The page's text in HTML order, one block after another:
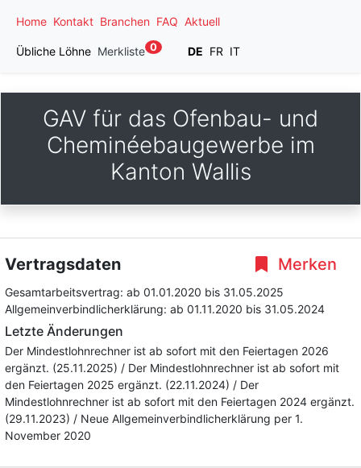
Home Kontakt Branchen FAQ Aktuell
Übliche Löhne Merkliste 0 DE FR IT
GAV für das Ofenbau- und
Cheminéebaugewerbe im
Kanton Wallis
Merken
Vertragsdaten
Gesamtarbeitsvertrag: ab 01.01.2020 bis 31.05.2025
Allgemeinverbindlicherklärung: ab 01.11.2020 bis 31.05.2024
Letzte Änderungen
Der Mindestlohnrechner ist ab sofort mit den Feiertagen 2026
ergänzt. (25.11.2025) / Der Mindestlohnrechner ist ab sofort mit
den Feiertagen 2025 ergänzt. (22.11.2024) / Der
Mindestlohnrechner ist ab sofort mit den Feiertagen 2024 ergänzt.
(29.11.2023) / Neue Allgemeinverbindlicherklärung per 1.
November 2020